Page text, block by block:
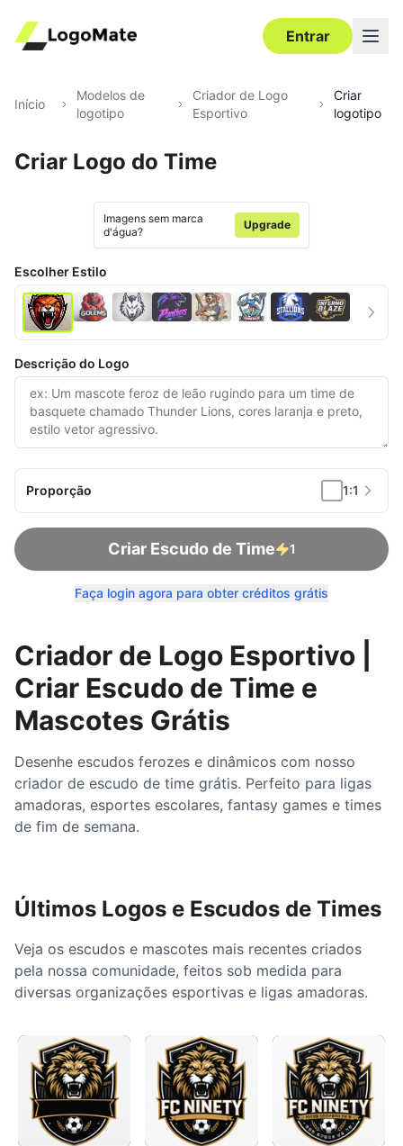
Entrar
Início
Modelos de
logotipo
Criador de Logo
Esportivo
Criar
logotipo
Criar Logo do Time
Ultra‑HD
Imagens sem marca
d'água?
Upgrade
Escolher Estilo
Descrição do Logo
Proporção 1:1
Criar Escudo de Time 1
Faça login agora para obter créditos grátis
Criador de Logo Esportivo |
Criar Escudo de Time e
Mascotes Grátis
Desenhe escudos ferozes e dinâmicos com nosso
criador de escudo de time grátis. Perfeito para ligas
amadoras, esportes escolares, fantasy games e times
de fim de semana.
Últimos Logos e Escudos de Times
Veja os escudos e mascotes mais recentes criados
pela nossa comunidade, feitos sob medida para
diversas organizações esportivas e ligas amadoras.